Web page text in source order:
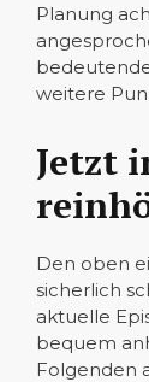
Planung
weitere
Jetzt
Den oben
sicherlich
aktuelle
bequem
Folgenden